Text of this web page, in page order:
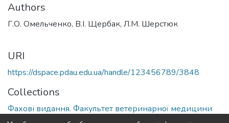
Authors
Г.О. Омельченко, В.І. Щербак, Л.М. Шерстюк
URI
https://dspace.pdau.edu.ua/handle/123456789/3848
Collections
Фахові видання. Факультет ветеринарної медицини